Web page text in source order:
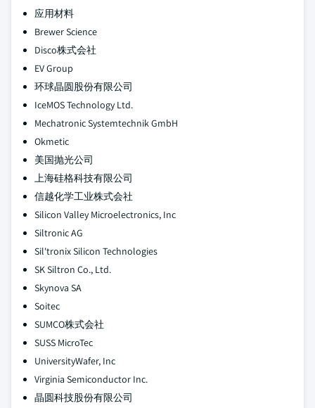
应用材料
Brewer Science
Disco株式会社
EV Group
环球晶圆股份有限公司
IceMOS Technology Ltd.
Mechatronic Systemtechnik GmbH
Okmetic
美国抛光公司
上海硅格科技有限公司
信越化学工业株式会社
Silicon Valley Microelectronics, Inc
Siltronic AG
Sil'tronix Silicon Technologies
SK Siltron Co., Ltd.
Skynova SA
Soitec
SUMCO株式会社
SUSS MicroTec
UniversityWafer, Inc
Virginia Semiconductor Inc.
晶圆科技股份有限公司